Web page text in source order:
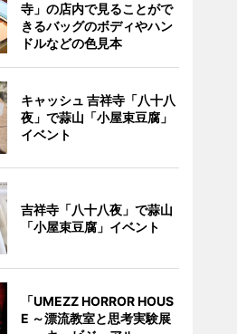
寺」の店内で見ることがで
きるバッグのボディやハン
ドルなどの色見本
キャッシュ 吉祥寺「八十八
夜」で蒜山「小屋束豆腐」
イベント
吉祥寺「八十八夜」で蒜山
「小屋束豆腐」イベント
「UMEZZ HORROR HOUS
E ～漂流教室と思考実験展